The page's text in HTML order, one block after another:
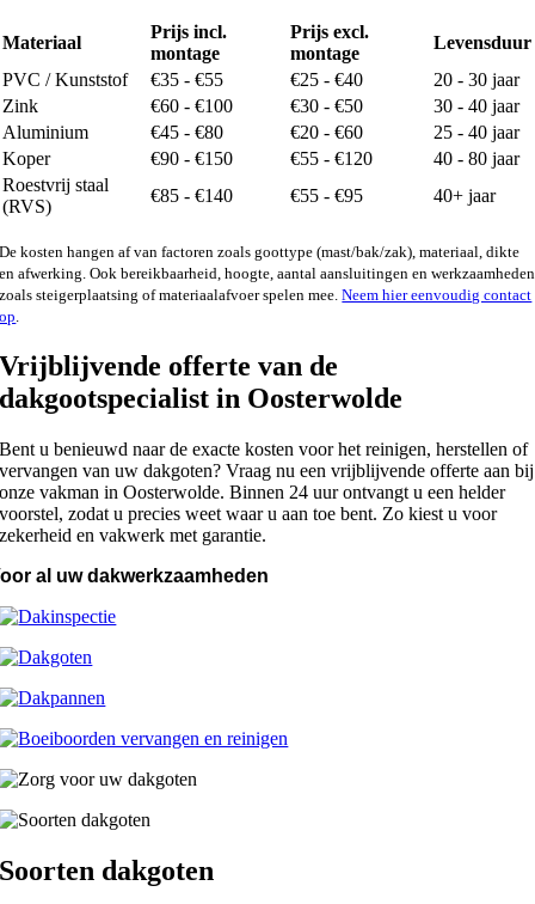
Materiaal
Prijs incl.
montage
Prijs excl.
montage
Levensduur
PVC / Kunststof
€35 - €55 €25 - €40
20 - 30 jaar
Zink
€60 - €100 €30 - €50
30 - 40 jaar
Aluminium
€45 - €80 €20 - €60
25 - 40 jaar
Koper
€90 - €150 €55 - €120
40 - 80 jaar
Roestvrij staal
(RVS)
€85 - €140 €55 - €95 40+ jaar
De kosten hangen af van factoren zoals goottype (mast/bak/zak), materiaal, dikte
en afwerking. Ook bereikbaarheid, hoogte, aantal aansluitingen en werkzaamheden
zoals steigerplaatsing of materiaalafvoer spelen mee.Neem hier eenvoudig contact
op.
Vrijblijvende offerte van de
dakgootspecialist in Oosterwolde
Bent u benieuwd naar de exacte kosten voor het reinigen, herstellen of
vervangen van uw dakgoten? Vraag nu een vrijblijvende offerte aan bij
onze vakman in Oosterwolde. Binnen 24 uur ontvangt u een helder
voorstel, zodat u precies weet waar u aan toe bent. Zo kiest u voor
zekerheid en vakwerk met garantie.
al uw dakwerkzaamheden
Soorten dakgoten